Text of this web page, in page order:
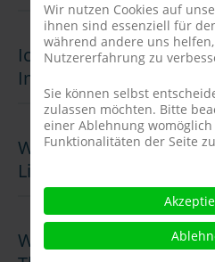
Ich habe eine lokale
ImageSizer funktoniert
Wie kann ich für
Lightbox beim
Wie kann man für
Wir nutzen Cookies auf
ihnen sind essenziell für
während andere uns
Nutzererfahrung zu
Sie können selbst
zulassen möchten. Bitte
einer Ablehnung
Funktionalitäten der Seite